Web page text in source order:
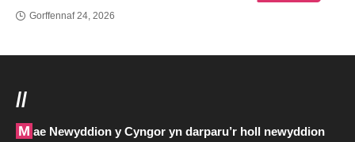
Gorffennaf 24, 2026
//
Mae Newyddion y Cyngor yn darparu’r holl newyddion